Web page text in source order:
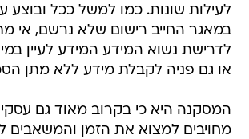
לעילות שונות. כמו למשל ככל ובוצע
במאגר החייב רישום שלא נרשם, אי
לדרישת נשוא המידע המידע לעיין
או גם פניה לקבלת מידע ללא מתן
המסקנה היא כי בקרוב מאוד גם
מחויבים למצוא את הזמן והמשאבים